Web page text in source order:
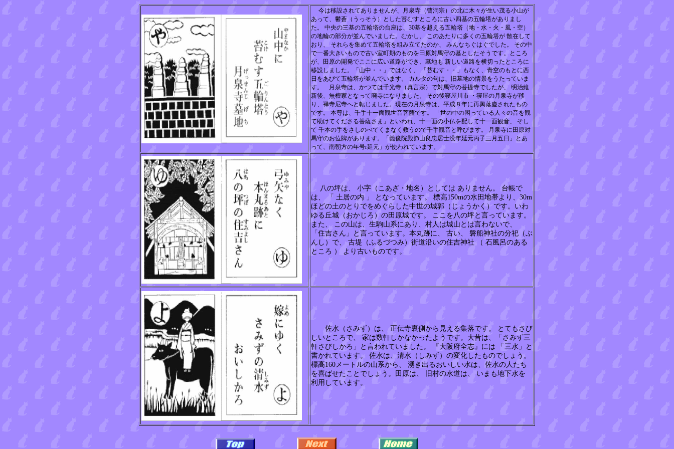
今は移設されてありませんが、月泉寺（曹洞宗）の北に木々が生い茂る小山が
あって、鬱蒼（うっそう）とした苔むすところに古い四基の五輪塔がありまし
た。 中央の三基の五輪塔の台座は、 30基を越える五輪塔（地・水・火・風・空）
の地輪の部分が並んでいました。むかし、 このあたりに多くの五輪塔が 散在して
おり、 それらを集めて五輪塔を組み立てたのか、 みんなちぐはぐでした。 その中
で一番大きいもので古い室町期のものを田原対馬守の墓としたそうです。ところ
が、田原の開発でここに広い道路ができ、墓地も 新しい道路を横切ったところに
移設しました。「山中・・」ではなく、 「苔むす・・」もなく、青空のもとに西
日をあびて五輪塔が並んでいます。 カルタの句は、旧墓地の情景をうたっていま
す。 月泉寺は、かつては千光寺（真言宗）で対馬守の菩提寺でしたが、 明治維
新後、無檀家となって廃寺になりました。 その後寝屋川市 ・寝屋の月泉寺が移
り、禅寺尼寺へと転じました。現在の月泉寺は、平成８年に再興落慶されたもの
です。 本尊は、千手十一面観世音菩薩です。 「世の中の困っている人々の音を観
て助けてくださる菩薩さま」といわれ、十一面の小仏を配して十一面観音、 そし
て 千本の手をさしのべてくまなく救うので千手観音と呼びます。 月泉寺に田原対
馬守のお位牌があります。「義俊院殿節山良忠居士没年延元丙子三月五日」とあ
って、南朝方の年号r延元」が使われています。
八の坪は、 小字（こあざ・地名）としては ありません。 台帳で
は、 「 土居の内 」 となっています。 標高150mの水田地帯より、30m
ほどの土のとりでをめぐらした中世の城郭（じょうかく）です。いわ
ゆる丘城（おかじろ）の田原城です。 ここを八の坪と言っています。
また、 この山は、生駒山系にあり、村人は城山とは言わないで、
「住吉さん」と言っています。本丸跡に、 古い、 磐船神社の分祀（ぶ
んし）で、 古堤（ふるづつみ）街道沿いの住吉神社 （ 石風呂のある
ところ ） より古いものです。
佐水（さみず）は、 正伝寺裏側から見える集落です。 とてもさび
しいところで、 家は数軒しかなかったようです。大昔は、「さみず三
軒さびしかろ」と言われていました。 『大阪府全志』には 「三水」と
書かれています。 佐水は、清水（しみず）の変化したものでしょう。
標高160メートルの山系から、 湧き出るおいしい水は、佐水の人たち
を喜ばせたことでしょう。田原は、 旧村の水道は、 いまも地下水を
利用しています。